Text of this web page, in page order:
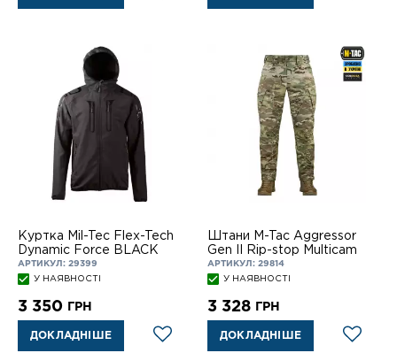
Куртка Mil-Tec Flex-Tech
Dynamic Force BLACK
АРТИКУЛ: 29399
У НАЯВНОСТІ
3 350 ГРН
ДОКЛАДНІШЕ
Штани M-Tac Aggressor
Gen II Rip-stop Multicam
АРТИКУЛ: 29814
У НАЯВНОСТІ
3 328 ГРН
ДОКЛАДНІШЕ